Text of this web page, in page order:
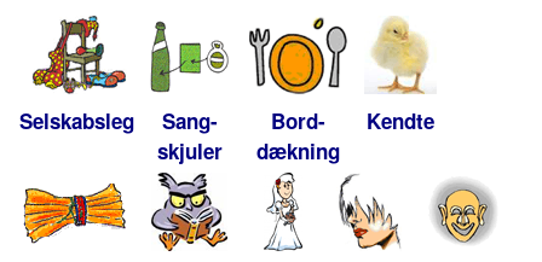
Selskabsleg
Sang-
skjuler
Bord-
dækning
Kendte